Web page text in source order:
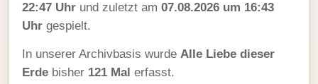
22:47 Uhr und zuletzt am 07.08.2026 um 16:43
Uhr gespielt.
In unserer Archivbasis wurde Alle Liebe dieser
Erde bisher 121 Mal erfasst.